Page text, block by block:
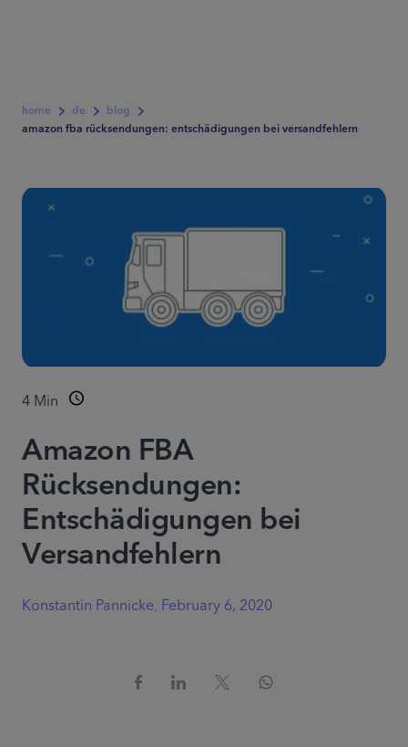
home de
blog
amazon fba rücksendungen: entschädigungen bei versandfehlern
4Min
Amazon FBA
Rücksendungen:
Entschädigungen bei
Versandfehlern
Konstantin Pannicke, February 6, 2020